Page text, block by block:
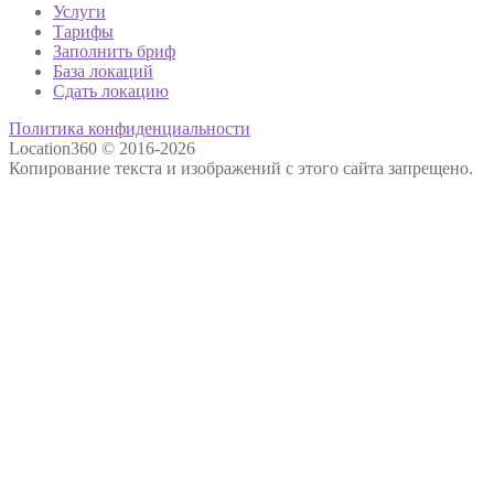
Услуги
Тарифы
Заполнить бриф
База локаций
Сдать локацию
Политика конфиденциальности
Location360 © 2016-2026
Копирование текста и изображений с этого сайта запрещено.